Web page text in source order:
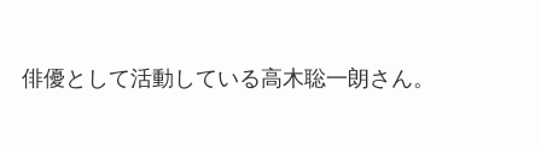
俳優として活動している高木聡一朗さん。